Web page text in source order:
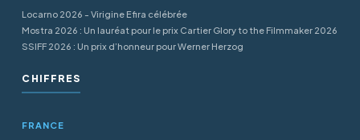
Locarno 2026 - Virigine Efira célébrée
Mostra 2026 : Un lauréat pour le prix Cartier Glory to the Filmmaker 2026
SSIFF 2026 : Un prix d’honneur pour Werner Herzog
CHIFFRES
FRANCE